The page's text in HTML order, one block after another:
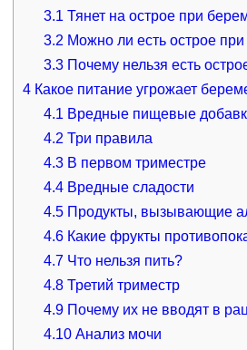
3.1 Тянет на острое при
3.2 Можно ли есть острое
3.3 Почему нельзя есть
4Какое питание угрожает
4.1 Вредные пищевые
4.2 Три правила
4.3 В первом триместре
4.4 Вредные сладости
4.5 Продукты, вызывающие
4.6 Какие фрукты
4.7 Что нельзя пить?
4.8 Третий триместр
4.9 Почему их не вводят в
4.10 Анализ мочи